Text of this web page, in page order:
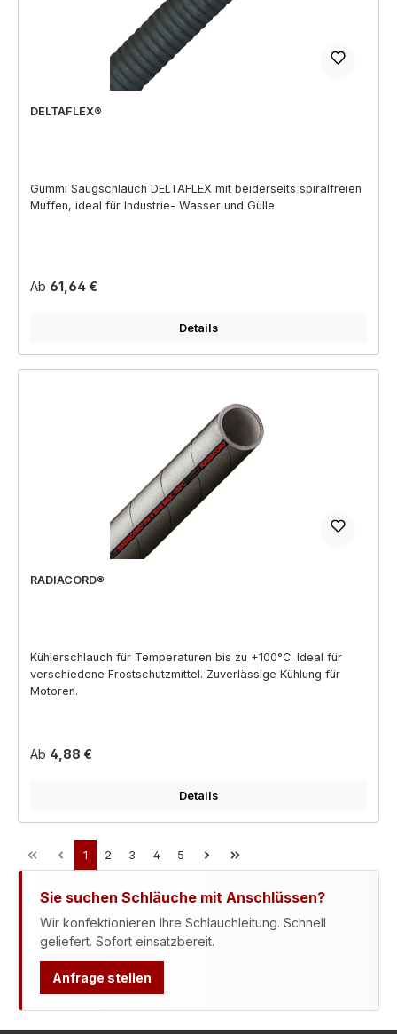
DELTAFLEX®
Gummi Saugschlauch DELTAFLEX mit beiderseits spiralfreien
Muffen, ideal für Industrie- Wasser und Gülle
Regulärer Preis:
Ab 61,64 €
Details
RADIACORD®
Kühlerschlauch für Temperaturen bis zu +100°C. Ideal für
verschiedene Frostschutzmittel. Zuverlässige Kühlung für
Motoren.
Regulärer Preis:
Ab 4,88 €
Details
Seite
1 Seite
2 Seite
3 Seite
4 Seite
5
Sie suchen Schläuche mit Anschlüssen?
Wir konfektionieren Ihre Schlauchleitung. Schnell
geliefert. Sofort einsatzbereit.
Anfrage stellen